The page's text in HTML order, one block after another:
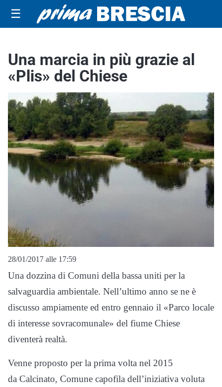
☰
Una marcia in più grazie al
«Plis» del Chiese
28/01/2017 alle 17:59
Una dozzina di Comuni della bassa uniti per la
salvaguardia ambientale. Nell’ultimo anno se ne è
discusso ampiamente ed entro gennaio il «Parco locale
di interesse sovracomunale» del fiume Chiese
diventerà realtà.
Venne proposto per la prima volta nel 2015
da Calcinato, Comune capofila dell’iniziativa voluta